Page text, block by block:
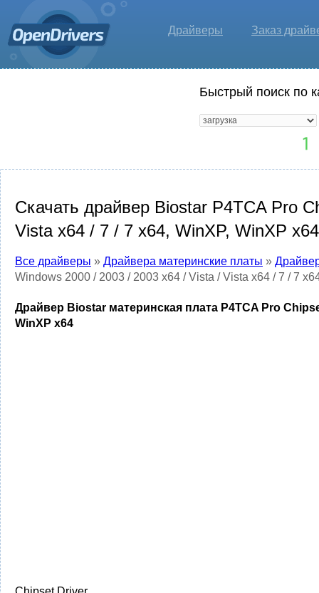
Драйверы Заказ
Быстрый поиск по
Скачать драйвер Biostar P4TCA Pro
Vista x64 / 7 / 7 x64, WinXP, WinXP x64
Все драйверы » Драйвера материнские платы »
Windows 2000 / 2003 / 2003 x64 / Vista / Vista x64 / 7 / 7
Драйвер Biostar материнская плата P4TCA Pro
WinXP x64